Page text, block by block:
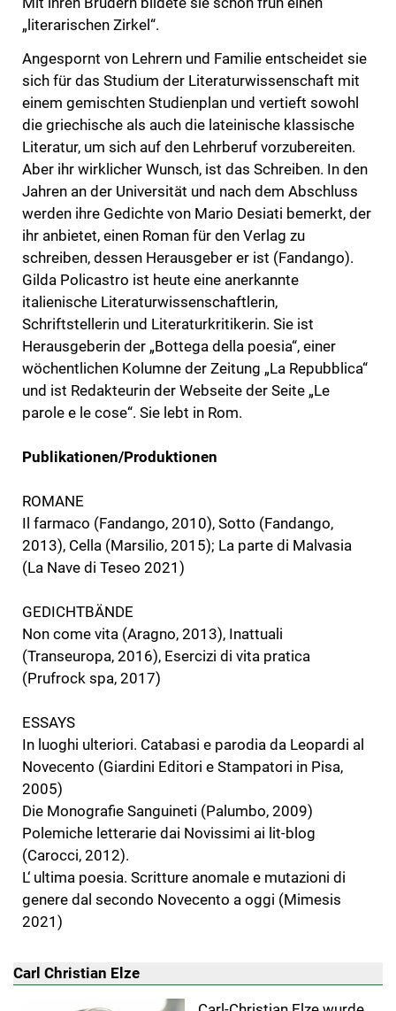
„literarischen Zirkel“.
Angespornt von Lehrern und Familie entscheidet sie
sich für das Studium der Literaturwissenschaft mit
einem gemischten Studienplan und vertieft sowohl
die griechische als auch die lateinische klassische
Literatur, um sich auf den Lehrberuf vorzubereiten.
Aber ihr wirklicher Wunsch, ist das Schreiben. In den
Jahren an der Universität und nach dem Abschluss
werden ihre Gedichte von Mario Desiati bemerkt, der
ihr anbietet, einen Roman für den Verlag zu
schreiben, dessen Herausgeber er ist (Fandango).
Gilda Policastro ist heute eine anerkannte
italienische Literaturwissenschaftlerin,
Schriftstellerin und Literaturkritikerin. Sie ist
Herausgeberin der „Bottega della poesia“, einer
wöchentlichen Kolumne der Zeitung „La Repubblica“
und ist Redakteurin der Webseite der Seite „Le
parole e le cose“. Sie lebt in Rom.
Publikationen/Produktionen
ROMANE
Il farmaco (Fandango, 2010), Sotto (Fandango,
2013), Cella (Marsilio, 2015); La parte di Malvasia
(La Nave di Teseo 2021)
GEDICHTBÄNDE
Non come vita (Aragno, 2013), Inattuali
(Transeuropa, 2016), Esercizi di vita pratica
(Prufrock spa, 2017)
ESSAYS
In luoghi ulteriori. Catabasi e parodia da Leopardi al
Novecento (Giardini Editori e Stampatori in Pisa,
2005)
Die Monografie Sanguineti (Palumbo, 2009)
Polemiche letterarie dai Novissimi ai lit-blog
(Carocci, 2012).
L‘ ultima poesia. Scritture anomale e mutazioni di
genere dal secondo Novecento a oggi (Mimesis
2021)
Carl Christian Elze